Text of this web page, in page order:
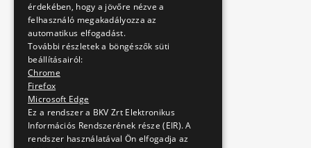
érdekében, hogy a jövőre nézve a
felhasználó megakadályozza az
automatikus elfogadást.
További részletek a böngészők süti
beállításairól:
Chrome
Firefox
Microsoft Edge
Ez a rendszer a BKV Zrt Elektronikus
Információs Rendszerének része (EIR). A
rendszer használatával Ön elfogadja az